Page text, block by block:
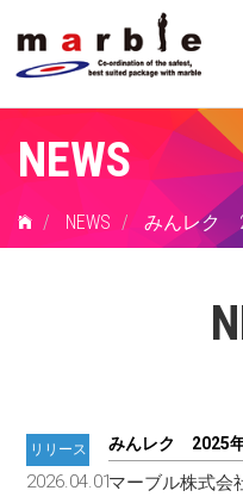
NEWS
NEWS みんレク
リリース
2026.04.01
みんレク 2025
マーブル株式